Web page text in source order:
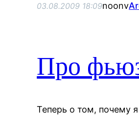
03.08.2009 18:09noonv
Про
Теперь о том, почему